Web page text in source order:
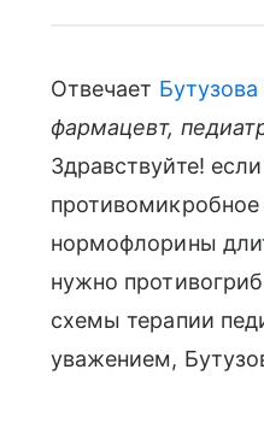
Отвечает
фармацевт,
Здравствуйте!
нормофлорины
нужно
схемы терапии
уважением,